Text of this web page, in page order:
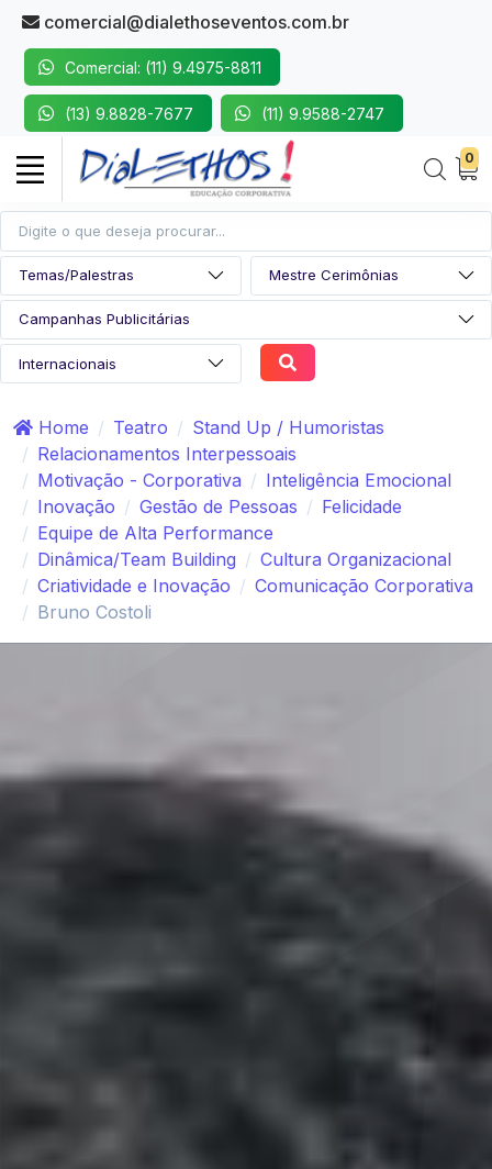
comercial@dialethoseventos.com.br
Comercial: (11) 9.4975-8811
(13) 9.8828-7677 (11) 9.9588-2747
0
Home Teatro
Stand Up / Humoristas
Relacionamentos Interpessoais
Motivação - Corporativa
Inteligência Emocional
Inovação
Gestão de Pessoas
Felicidade
Equipe de Alta Performance
Dinâmica/Team Building
Cultura Organizacional
Criatividade e Inovação
Comunicação Corporativa
Bruno Costoli